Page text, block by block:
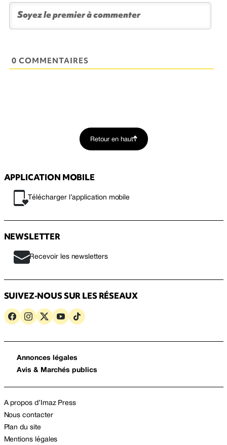
0 COMMENTAIRES
Retour en haut
APPLICATION MOBILE
Télécharger l’application mobile
NEWSLETTER
Recevoir les newsletters
SUIVEZ-NOUS SUR LES RÉSEAUX
Annonces légales
Avis & Marchés publics
A propos d’Imaz Press
Nous contacter
Plan du site
Mentions légales